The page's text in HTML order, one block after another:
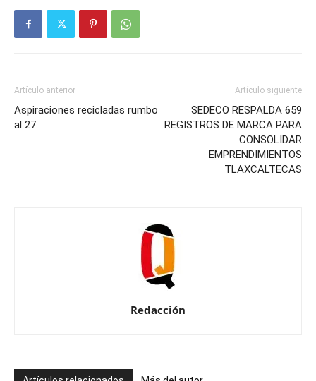
Artículo anterior
Aspiraciones recicladas rumbo
al 27
Artículo siguiente
SEDECO RESPALDA 659
REGISTROS DE MARCA PARA
CONSOLIDAR
EMPRENDIMIENTOS
TLAXCALTECAS
Redacción